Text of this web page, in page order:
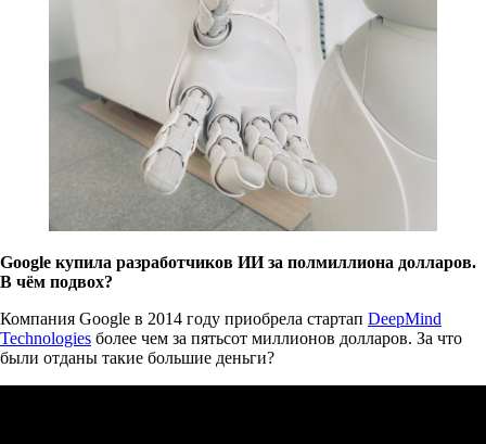
Google купила разработчиков ИИ за полмиллиона долларов.
В чём подвох?
Компания Google в 2014 году приобрела стартап DeepMind
Technologies более чем за пятьсот миллионов долларов. За что
были отданы такие большие деньги?